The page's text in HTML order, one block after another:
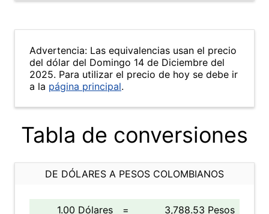
Advertencia: Las equivalencias usan el precio
del dólar del Domingo 14 de Diciembre del
2025. Para utilizar el precio de hoy se debe ir
a la página principal.
Tabla de conversiones
DE DÓLARES A PESOS COLOMBIANOS
1.00 Dólares =
3,788.53 Pesos